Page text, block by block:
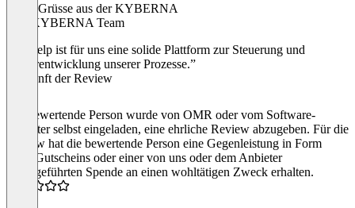
Liebe Grüsse aus der KYBERNA
dein KYBERNA Team
“ky2help ist für uns eine solide Plattform zur Steuerung und
Weiterentwicklung unserer Prozesse.”
Herkunft der Review
Die bewertende Person wurde von OMR oder vom Software-
Anbieter selbst eingeladen, eine ehrliche Review abzugeben. Für die
Review hat die bewertende Person eine Gegenleistung in Form
eines Gutscheins oder einer von uns oder dem Anbieter
durchgeführten Spende an einen wohltätigen Zweck erhalten.